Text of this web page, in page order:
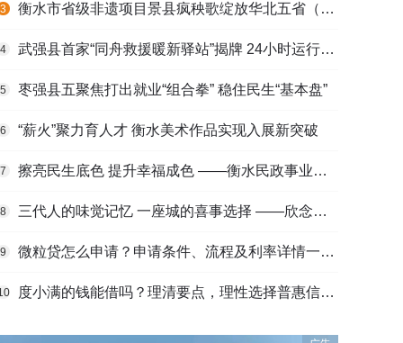
3 衡水市省级非遗项目景县疯秧歌绽放华北五省（区）市舞蹈大赛舞台
4 武强县首家“同舟救援暖新驿站”揭牌 24小时运行守护户外劳动者
5 枣强县五聚焦打出就业“组合拳” 稳住民生“基本盘”
6 “薪火”聚力育人才 衡水美术作品实现入展新突破
7 擦亮民生底色 提升幸福成色 ——衡水民政事业高质量发展综述
8 三代人的味觉记忆 一座城的喜事选择 ——欣念饺子二十九载匠心传承路
9 微粒贷怎么申请？申请条件、流程及利率详情一文看懂
度小满的钱能借吗？理清要点，理性选择普惠信贷服务